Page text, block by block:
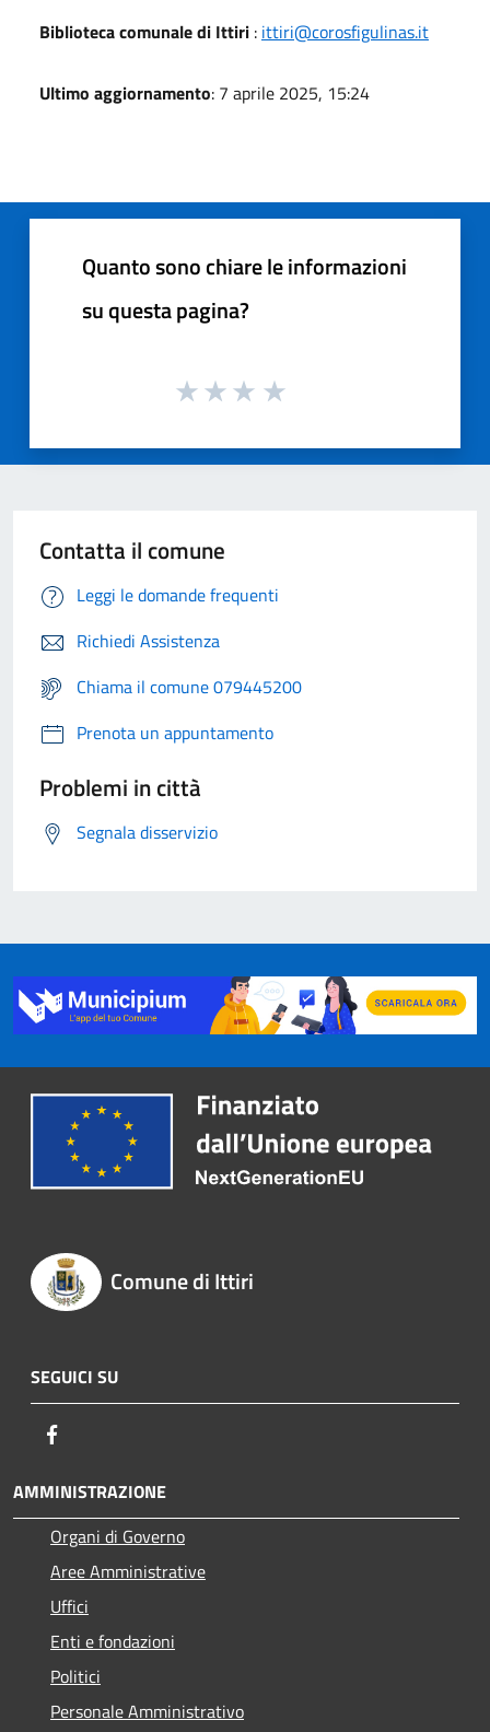
Biblioteca comunale di Ittiri : ittiri@corosfigulinas.it
Ultimo aggiornamento: 7 aprile 2025, 15:24
Quanto sono chiare le informazioni
su questa pagina?
Contatta il comune
Leggi le domande frequenti
Richiedi Assistenza
Chiama il comune 079445200
Prenota un appuntamento
Problemi in città
Segnala disservizio
Comune di Ittiri
SEGUICI SU
AMMINISTRAZIONE
Organi di Governo
Aree Amministrative
Uffici
Enti e fondazioni
Politici
Personale Amministrativo